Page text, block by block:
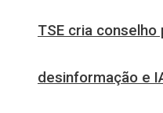
TSE cria
desinformação e